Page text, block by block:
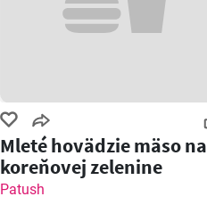
Mleté hovädzie mäso na
koreňovej zelenine
Patush